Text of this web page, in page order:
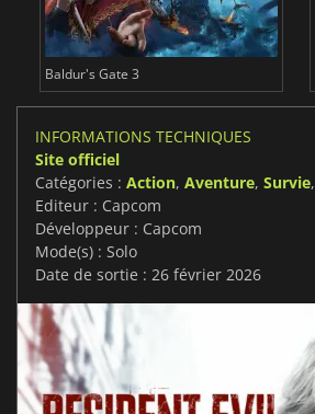
Baldur's Gate 3
INFORMATIONS TECHNIQUES
Site officiel
Catégories : Action, Aventure, Survie,
Editeur : Capcom
Développeur : Capcom
Mode(s) : Solo
Date de sortie : 26 février 2026